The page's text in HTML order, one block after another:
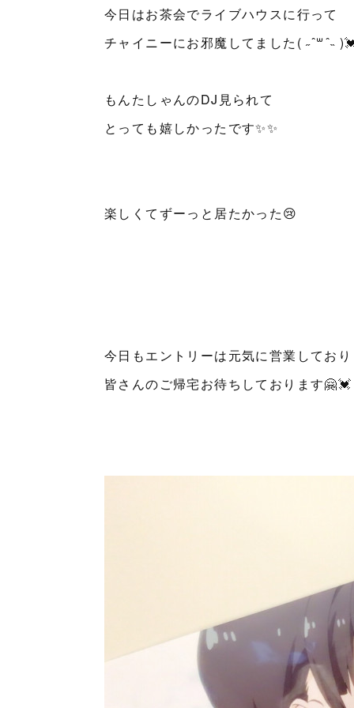
今日はお茶会でライブハウスに行って
チャイニーにお邪魔してました( ˶ ˆ꒳ˆ˵
もんたしゃんのDJ見られて
とっても嬉しかったです✨✨
楽しくてずーっと居たかった😢
今日もエントリーは元気に営業してお
皆さんのご帰宅お待ちしております🤗💓